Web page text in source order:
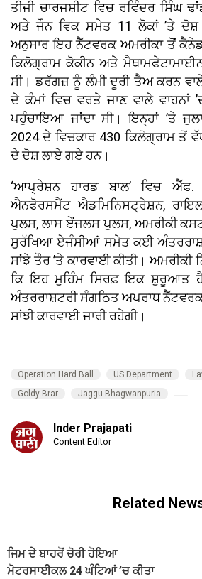
ਤੀਜੀ ਚਾਰਜਸ਼ੀਟ ਵਿਚ ਰਵਿੰਦਰ ਸਿੰਘ
ਅਤੇ ਜੌਨ ਵਿਕ ਸਮੇਤ 11 ਲੋਕਾਂ ’ਤੇ
ਅਨੁਸਾਰ ਇਹ ਨੈੱਟਵਰਕ ਅਮਰੀਕਾ ਤੋਂ
ਕਿਲੋਗ੍ਰਾਮ ਕੋਕੀਨ ਅਤੇ
ਸੀ। ਡਰੱਗਜ਼ ਨੂੰ ਲੰਮੀ ਦੂਰੀ ਤੈਅ ਕਰਨ
ਦੇ ਕੰਮਾਂ ਵਿਚ ਵਰਤੇ ਜਾਣ ਵਾਲੇ ਵਾਹਨਾਂ
ਪਹੁੰਚਾਇਆ ਜਾਂਦਾ ਸੀ। ਇਨ੍ਹਾਂ ’ਤੇ
2024 ਦੇ ਵਿਚਕਾਰ 430 ਕਿਲੋਗ੍ਰਾਮ ਤੋਂ
ਦੇ ਦੋਸ਼ ਲਾਏ ਗਏ ਹਨ।
‘ਆਪ੍ਰੇਸ਼ਨ ਹਾਰਡ ਬਾਲ’ ਵਿਚ
ਐਨਫੋਰਸਮੈਂਟ ਐਡਮਿਨਿਸਟ੍ਰੇਸ਼ਨ,
ਪੁਲਸ, ਲਾਸ ਏਂਜਲਸ ਪੁਲਸ, ਅਮਰੀਕੀ
ਸੁਰੱਖਿਆ ਏਜੰਸੀਆਂ ਸਮੇਤ ਕਈ
ਸਾਂਝੇ ਤੌਰ ’ਤੇ ਕਾਰਵਾਈ ਕੀਤੀ। ਅਮਰੀਕੀ
ਕਿ ਇਹ ਮੁਹਿੰਮ ਸਿਰਫ਼ ਇਕ ਸ਼ੁਰੂਆਤ ਹੈ
ਅੰਤਰਰਾਸ਼ਟਰੀ ਸੰਗਠਿਤ ਅਪਰਾਧ
ਸਾਂਝੀ ਕਾਰਵਾਈ ਜਾਰੀ ਰਹੇਗੀ।
Operation Hard Ball US Department
Goldy Brar
Jaggu Bhagwanpuria
Inder Prajapati
Content Editor
Related
ਜਿਮ ਦੇ ਬਾਹਰੋਂ ਚੋਰੀ ਹੋਇਆ
ਮੋਟਰਸਾਈਕਲ 24 ਘੰਟਿਆਂ ’ਚ ਕੀਤਾ